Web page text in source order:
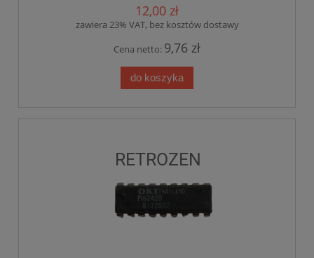
12,00 zł
zawiera 23% VAT, bez kosztów dostawy
Cena netto: 9,76 zł
do koszyka